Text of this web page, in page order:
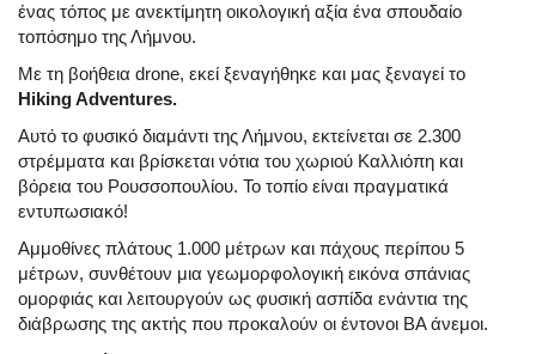
ένας τόπος με ανεκτίμητη οικολογική αξία ένα σπουδαίο
τοπόσημο της Λήμνου.
Με τη βοήθεια drone, εκεί ξεναγήθηκε και μας ξεναγεί το
Hiking Adventures.
Αυτό το φυσικό διαμάντι της Λήμνου, εκτείνεται σε 2.300
στρέμματα και βρίσκεται νότια του χωριού Καλλιόπη και
βόρεια του Ρουσσοπουλίου. Το τοπίο είναι πραγματικά
εντυπωσιακό!
Αμμοθίνες πλάτους 1.000 μέτρων και πάχους περίπου 5
μέτρων, συνθέτουν μια γεωμορφολογική εικόνα σπάνιας
ομορφιάς και λειτουργούν ως φυσική ασπίδα ενάντια της
διάβρωσης της ακτής που προκαλούν οι έντονοι ΒΑ άνεμοι.